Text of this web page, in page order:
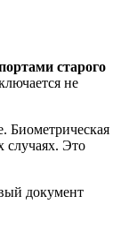
старого
не
Биометрическая
случаях. Это
документ